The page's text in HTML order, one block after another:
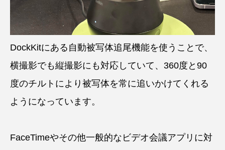
DockKitにある自動被写体追尾機能を使うことで、
横撮影でも縦撮影にも対応していて、360度と90
度のチルトにより被写体を常に追いかけてくれる
ようになっています。
FaceTimeやその他一般的なビデオ会議アプリに対